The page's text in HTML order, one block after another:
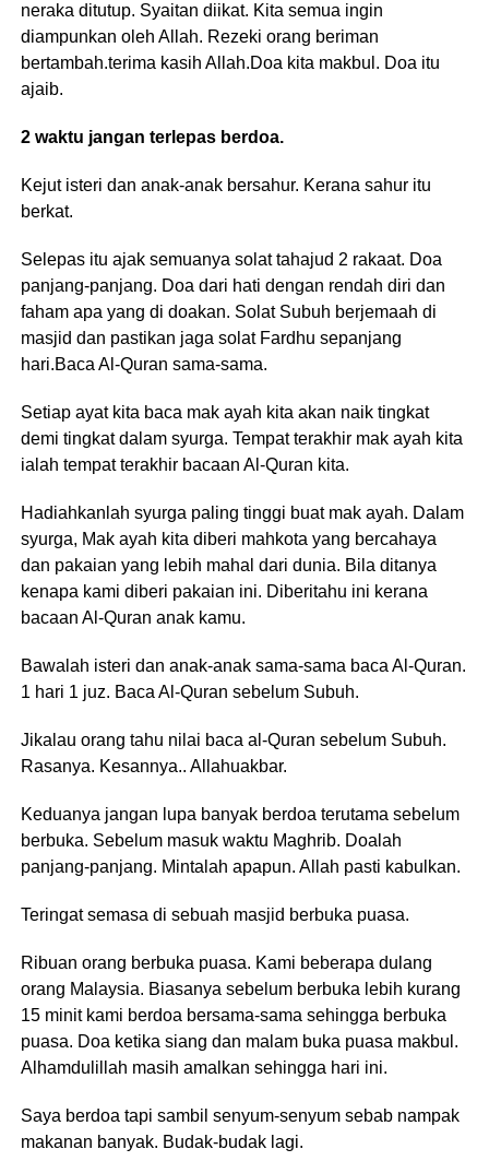
neraka ditutup. Syaitan diikat. Kita semua ingin
diampunkan oleh Allah. Rezeki orang beriman
bertambah.terima kasih Allah.Doa kita makbul. Doa itu
ajaib.
2 waktu jangan terlepas berdoa.
Kejut isteri dan anak-anak bersahur. Kerana sahur itu
berkat.
Selepas itu ajak semuanya solat tahajud 2 rakaat. Doa
panjang-panjang. Doa dari hati dengan rendah diri dan
faham apa yang di doakan. Solat Subuh berjemaah di
masjid dan pastikan jaga solat Fardhu sepanjang
hari.Baca Al-Quran sama-sama.
Setiap ayat kita baca mak ayah kita akan naik tingkat
demi tingkat dalam syurga. Tempat terakhir mak ayah kita
ialah tempat terakhir bacaan Al-Quran kita.
Hadiahkanlah syurga paling tinggi buat mak ayah. Dalam
syurga, Mak ayah kita diberi mahkota yang bercahaya
dan pakaian yang lebih mahal dari dunia. Bila ditanya
kenapa kami diberi pakaian ini. Diberitahu ini kerana
bacaan Al-Quran anak kamu.
Bawalah isteri dan anak-anak sama-sama baca Al-Quran.
1 hari 1 juz. Baca Al-Quran sebelum Subuh.
Jikalau orang tahu nilai baca al-Quran sebelum Subuh.
Rasanya. Kesannya.. Allahuakbar.
Keduanya jangan lupa banyak berdoa terutama sebelum
berbuka. Sebelum masuk waktu Maghrib. Doalah
panjang-panjang. Mintalah apapun. Allah pasti kabulkan.
Teringat semasa di sebuah masjid berbuka puasa.
Ribuan orang berbuka puasa. Kami beberapa dulang
orang Malaysia. Biasanya sebelum berbuka lebih kurang
15 minit kami berdoa bersama-sama sehingga berbuka
puasa. Doa ketika siang dan malam buka puasa makbul.
Alhamdulillah masih amalkan sehingga hari ini.
Saya berdoa tapi sambil senyum-senyum sebab nampak
makanan banyak. Budak-budak lagi.